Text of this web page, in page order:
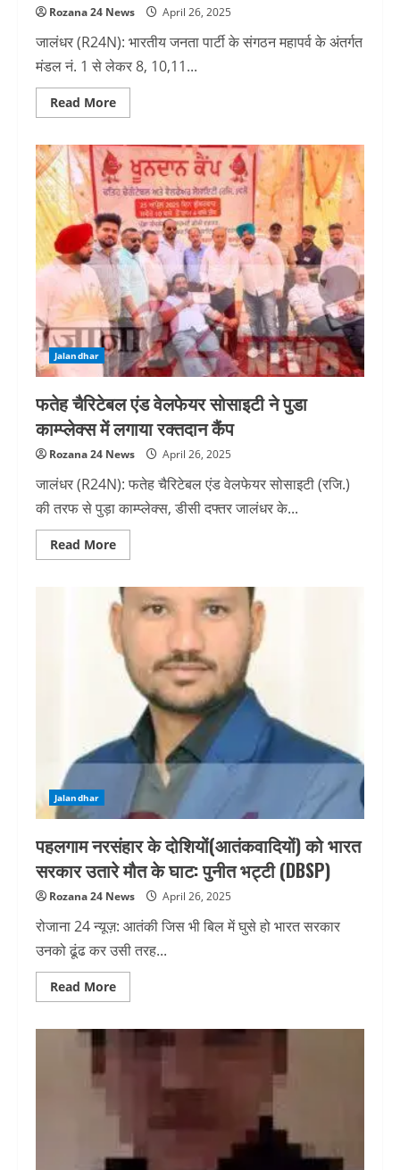
Rozana 24 News April 26, 2025
जालंधर (R24N): भारतीय जनता पार्टी के संगठन महापर्व के अंतर्गत
मंडल नं. 1 से लेकर 8, 10,11...
Read MoreRead
more
भाजपा
शहरी
ने
संगठन
महापर्व
के
अंतर्गत
की
महत्वपूर्ण
बैठक
Jalandhar
फतेह चैरिटेबल एंड वेलफेयर सोसाइटी ने पुडा
काम्प्लेक्स में लगाया रक्तदान कैंप
Rozana 24 News April 26, 2025
जालंधर (R24N): फतेह चैरिटेबल एंड वेलफेयर सोसाइटी (रजि.)
की तरफ से पुड़ा काम्प्लेक्स, डीसी दफ्तर जालंधर के...
Read MoreRead
more
चैरिटेबल
एंड
वेलफेयर
सोसाइटी
ने
पुडा
काम्प्लेक्स
लगाया
रक्तदान
Jalandhar
पहलगाम नरसंहार के दोशियों(आतंकवादियों) को भारत
सरकार उतारे मौत के घाट: पुनीत भट्टी (DBSP)
Rozana 24 News April 26, 2025
रोजाना 24 न्यूज़: आतंकी जिस भी बिल में घुसे हो भारत सरकार
उनको ढूंढ कर उसी तरह...
Read MoreRead
more
नरसंहार
दोशियों(आतंकवादियों)
घाट:
पुनीत